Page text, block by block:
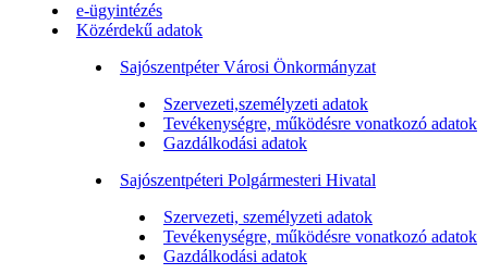
e-ügyintézés
Közérdekű adatok
Sajószentpéter Városi Önkormányzat
Szervezeti,személyzeti adatok
Tevékenységre, működésre vonatkozó adatok
Gazdálkodási adatok
Sajószentpéteri Polgármesteri Hivatal
Szervezeti, személyzeti adatok
Tevékenységre, működésre vonatkozó adatok
Gazdálkodási adatok